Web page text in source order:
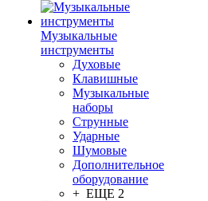
Музыкальные
инструменты
Духовые
Клавишные
Музыкальные
наборы
Струнные
Ударные
Шумовые
Дополнительное
оборудование
+ ЕЩЕ 2